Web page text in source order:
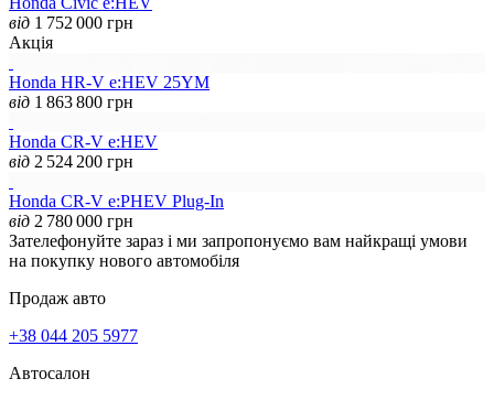
від 1 752 000 грн
Акція
Honda HR-V e:HEV 25YM
від 1 863 800 грн
Honda CR-V e:HEV
від 2 524 200 грн
Honda CR-V e:PHEV Plug-In
від 2 780 000 грн
Зателефонуйте зараз і ми запропонуємо вам найкращі умови
на покупку нового автомобіля
Продаж авто
+38 044 205 5977
Автосалон